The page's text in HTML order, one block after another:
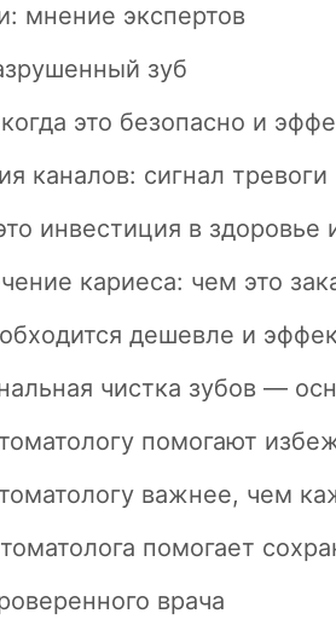
мнение экспертов
зуб
это безопасно и
каналов: сигнал тревоги
инвестиция в здоровье
кариеса: чем это
дешевле и
чистка зубов —
помогают
важнее, чем
помогает
врача